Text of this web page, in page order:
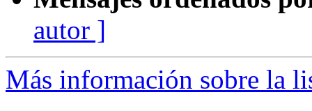
autor ]
Más información sobre la